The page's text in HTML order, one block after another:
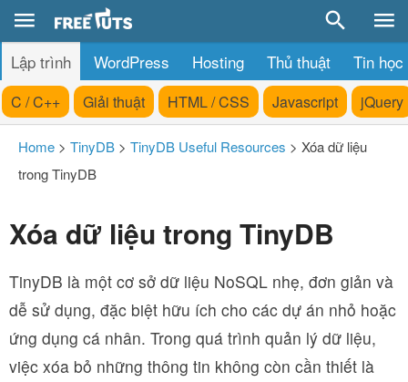
Lập trình WordPress Hosting Thủ thuật Tin học
C / C++ Giải thuật HTML / CSS Javascript jQuery
Home > TinyDB > TinyDB Useful Resources > Xóa dữ liệu
trong TinyDB
Xóa dữ liệu trong TinyDB
TinyDB là một cơ sở dữ liệu NoSQL nhẹ, đơn giản và
dễ sử dụng, đặc biệt hữu ích cho các dự án nhỏ hoặc
ứng dụng cá nhân. Trong quá trình quản lý dữ liệu,
việc xóa bỏ những thông tin không còn cần thiết là